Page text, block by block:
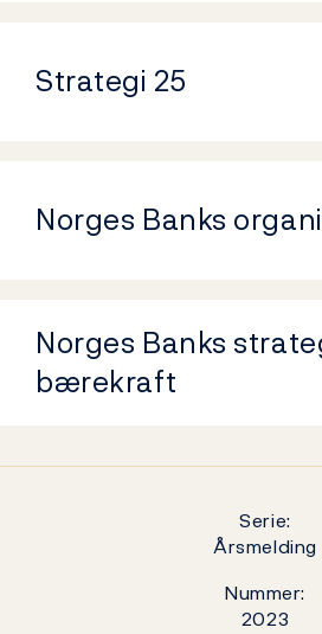
Strategi 25
Norges Banks
Norges Banks
bærekraft
Serie:
Årsmelding
Nummer:
2023